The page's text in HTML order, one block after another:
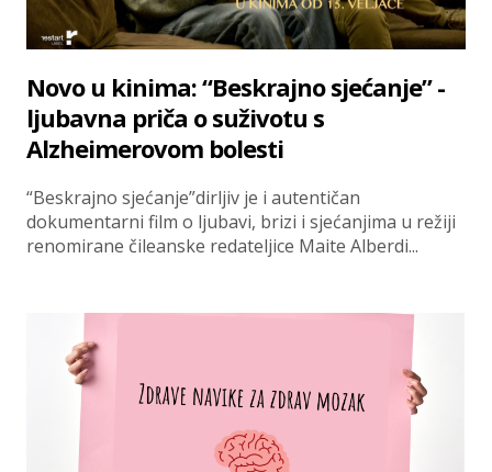
Novo u kinima: “Beskrajno sjećanje” -
ljubavna priča o suživotu s
Alzheimerovom bolesti
“Beskrajno sjećanje”dirljiv je i autentičan
dokumentarni film o ljubavi, brizi i sjećanjima u režiji
renomirane čileanske redateljice Maite Alberdi...